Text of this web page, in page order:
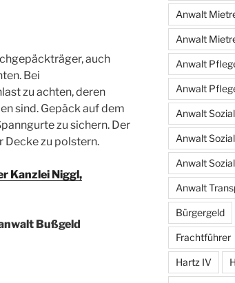
auch
Bei
zu achten, deren
sind. Gepäck auf dem
zu sichern. Der
Decke zu polstern.
Kanzlei Niggl,
Bußgeld
Anwalt
Anwalt
Anwalt
Anwalt
Anwalt
Anwalt
Anwalt
Anwalt
Bürgergeld
Frachtführer
Hartz IV